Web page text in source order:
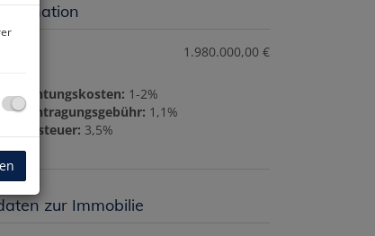
1.980.000,00 €
1-2%
1,1%
3,5%
zur Immobilie